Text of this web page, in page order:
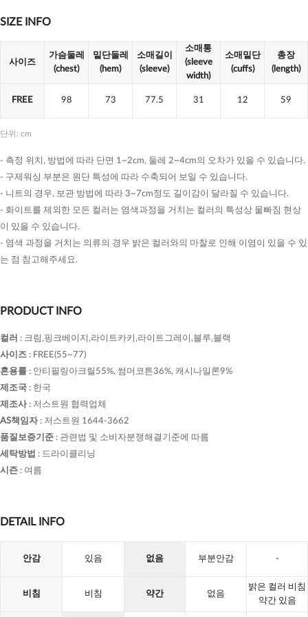
SIZE INFO
사이즈
가슴둘레
(chest)
밑단둘레
(hem)
소매길이
(sleeve)
소매통
(sleeve
width)
소매밑단
(cuffs)
총장
(length)
FREE 98 73 77.5 31 12 59
단위: cm
- 측정 위치, 방법에 따라 단면 1~2cm, 둘레 2~4cm의 오차가 있을 수 있습니다.
- 구제워싱 부분은 원단 특성에 따라 수축되어 보일 수 있습니다.
- 니트의 경우, 보관 방법에 따라 3~7cm정도 길이감이 달라질 수 있습니다.
- 화이트를 제외한 모든 컬러는 염색과정을 거치는 컬러의 특성상 물빠짐 현상
이 있을 수 있습니다.
- 염색 과정을 거치는 의류의 경우 밝은 컬러와의 마찰로 인해 이염이 있을 수 있
는 점 참고해주세요.
PRODUCT INFO
컬러 : 크림,핑크베이지,라이트카키,라이트그레이,블루,블랙
사이즈 : FREE(55~77)
혼용률 : 안티필링아크릴55%, 썸머코튼36%, 캐시나일론9%
제조국 : 한국
제조사: 저스트원 협력업체
AS책임자: 저스트원 1644-3662
품질보증기준 : 관련법 및 소비자분쟁해결기준에 따름
세탁방법 : 드라이클리닝
시즌 : 여름
DETAIL INFO
안감 있음 없음 부분안감 -
비침 비침 약간 없음
밝은 컬러 비침
약간 있음